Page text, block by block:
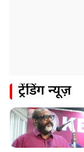
ट्रेंडिंग न्यूज़